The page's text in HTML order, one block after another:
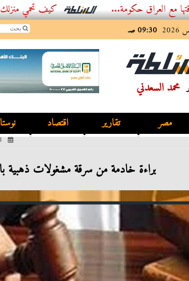
حكومة... كيف تحمي منزلك من أضرار
09:30 صـ
محمد السعدني
مصر تقارير اقتصاد
براءة خادمة من سرقة مشغولات ذهبية